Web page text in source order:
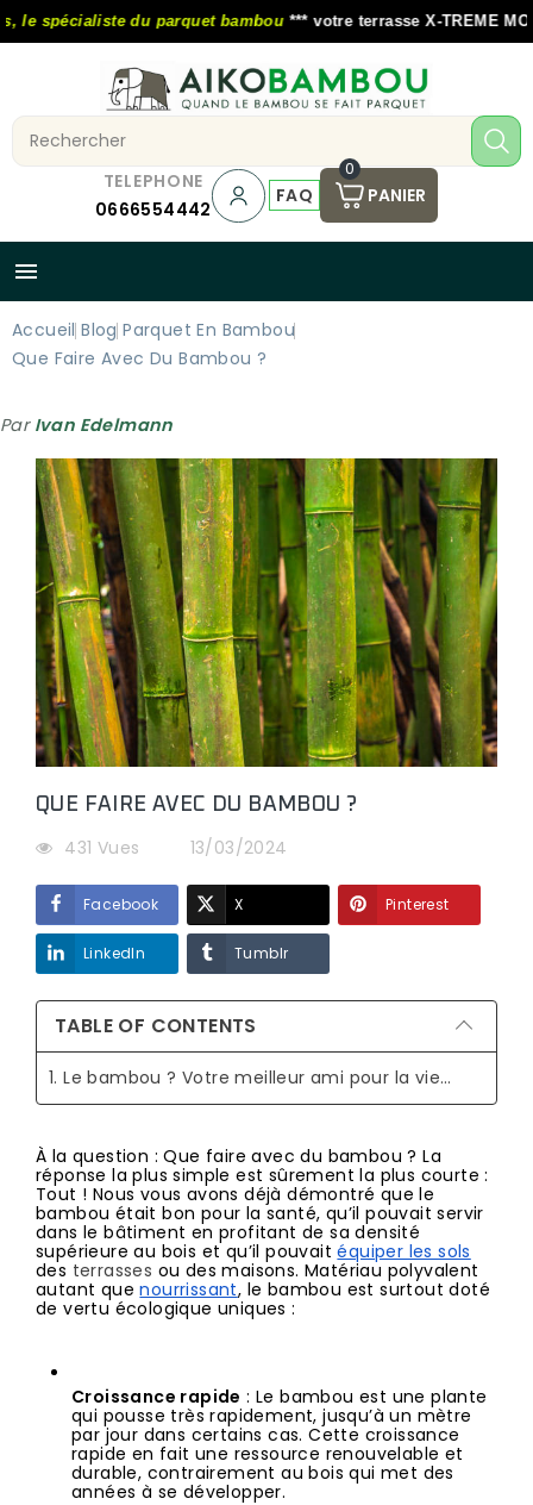
spécialiste du parquet bambou*** votre terrasse X-TREME
TELEPHONE
0666554442
FAQ
0
PANIER

Accueil Blog Parquet En Bambou
Que Faire Avec Du Bambou ?
Par Ivan Edelmann
QUE FAIRE AVEC DU BAMBOU ?
431 Vues 13/03/2024
Facebook X Pinterest
LinkedIn Tumblr
TABLE OF CONTENTS
1. Le bambou ? Votre meilleur ami pour la vie…
À la question : Que faire avec du bambou ? La
réponse la plus simple est sûrement la plus courte :
bambou était bon pour la santé, qu’il pouvait servir
dans le bâtiment en profitant de sa densité
supérieure au bois et qu’il pouvait équiper les sols
des terrasses ou des maisons. Matériau polyvalent
autant que nourrissant, le bambou est surtout doté
de vertu écologique uniques :
Croissance rapide : Le bambou est une plante
qui pousse très rapidement, jusqu’à un mètre
par jour dans certains cas. Cette croissance
rapide en fait une ressource renouvelable et
durable, contrairement au bois qui met des
années à se développer.